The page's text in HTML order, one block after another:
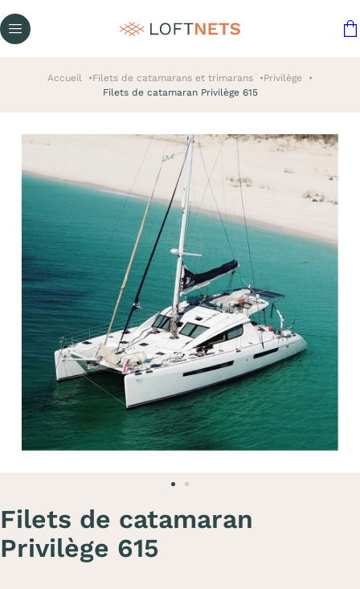
Accueil Filets de catamarans et trimarans
Privilège
Filets de catamaran Privilège 615
Filets de catamaran
Privilège 615